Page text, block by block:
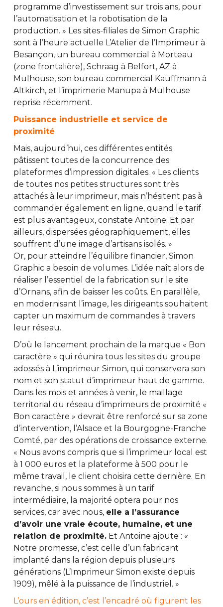
programme d’investissement sur trois ans, pour
l’automatisation et la robotisation de la
production. » Les sites-filiales de Simon Graphic
sont à l’heure actuelle L’Atelier de l’Imprimeur à
Besançon, un bureau commercial à Morteau
(zone frontalière), Schraag à Belfort, AZ à
Mulhouse, son bureau commercial Kauffmann à
Altkirch, et l’imprimerie Manupa à Mulhouse
reprise récemment.
Puissance industrielle et service de
proximité
Mais, aujourd’hui, ces différentes entités
pâtissent toutes de la concurrence des
plateformes d’impression digitales. « Les clients
de toutes nos petites structures sont très
attachés à leur imprimeur, mais n’hésitent pas à
commander également en ligne, quand le tarif
est plus avantageux, constate Antoine. Et par
ailleurs, dispersées géographiquement, elles
souffrent d’une image d’artisans isolés. »
Or, pour atteindre l’équilibre financier, Simon
Graphic a besoin de volumes. L’idée naît alors de
réaliser l’essentiel de la fabrication sur le site
d’Ornans, afin de baisser les coûts. En parallèle,
en modernisant l’image, les dirigeants souhaitent
capter un maximum de commandes à travers
leur réseau.
D’où le lancement prochain de la marque « Bon
caractère » qui réunira tous les sites du groupe
adossés à L’imprimeur Simon, qui conservera son
nom et son statut d’imprimeur haut de gamme.
Dans les mois et années à venir, le maillage
territorial du réseau d’imprimeurs de proximité «
Bon caractère » devrait être renforcé sur sa zone
d’intervention, l’Alsace et la Bourgogne-Franche
Comté, par des opérations de croissance externe.
« Nous avons compris que si l’imprimeur local est
à 1 000 euros et la plateforme à 500 pour le
même travail, le client choisira cette dernière. En
revanche, si nous sommes à un tarif
intermédiaire, la majorité optera pour nos
services, car avec nous, elle a l’assurance
d’avoir une vraie écoute, humaine, et une
relation de proximité. Et Antoine ajoute : «
Notre promesse, c’est celle d’un fabricant
implanté dans la région depuis plusieurs
générations (L’Imprimeur Simon existe depuis
1909), mêlé à la puissance de l’industriel. »
L’ours en édition, c’est l’encadré où figurent les